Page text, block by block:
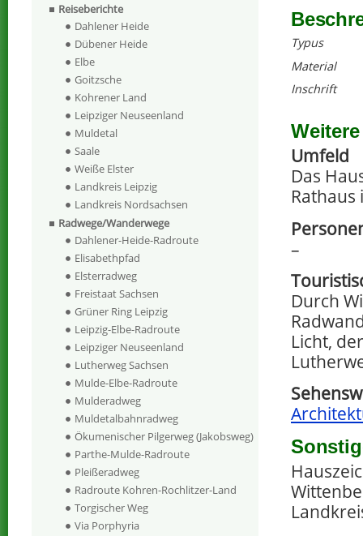
Typus
Material
Inschrift
Umfeld
Das
–
Durch
Licht,
Reiseberichte
Dahlener Heide
Dübener Heide
Elbe
Goitzsche
Kohrener Land
Leipziger Neuseenland
Muldetal
Saale
Weiße Elster
Landkreis Leipzig
Landkreis Nordsachsen
Radwege/Wanderwege
Dahlener-Heide-Radroute
Elisabethpfad
Elsterradweg
Freistaat Sachsen
Grüner Ring Leipzig
Leipzig-Elbe-Radroute
Leipziger Neuseenland
Lutherweg Sachsen
Mulde-Elbe-Radroute
Mulderadweg
Muldetalbahnradweg
Ökumenischer Pilgerweg (Jakobsweg)
Parthe-Mulde-Radroute
Pleißeradweg
Radroute Kohren-Rochlitzer-Land
Torgischer Weg
Via Porphyria